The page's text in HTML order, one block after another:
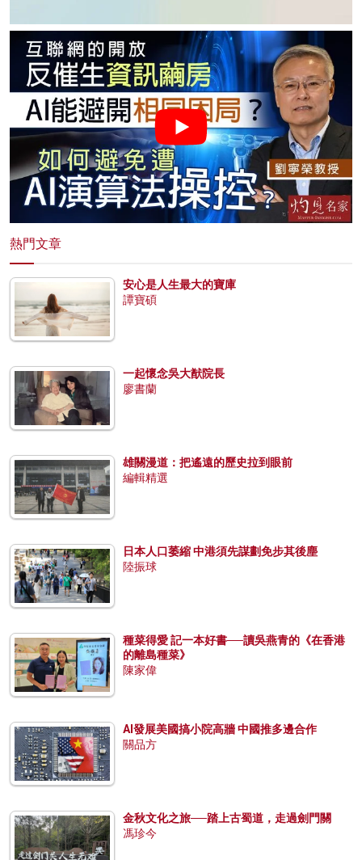
熱門文章
安心是人生最大的寶庫
譚寶碩
一起懷念吳大猷院長
廖書蘭
雄關漫道：把遙遠的歷史拉到眼前
編輯精選
日本人口萎縮 中港須先謀劃免步其後塵
陸振球
種菜得愛 記一本好書──讀吳燕青的《在香港
的離島種菜》
陳家偉
AI發展美國搞小院高牆 中國推多邊合作
關品方
金秋文化之旅──踏上古蜀道，走過劍門關
馮珍今